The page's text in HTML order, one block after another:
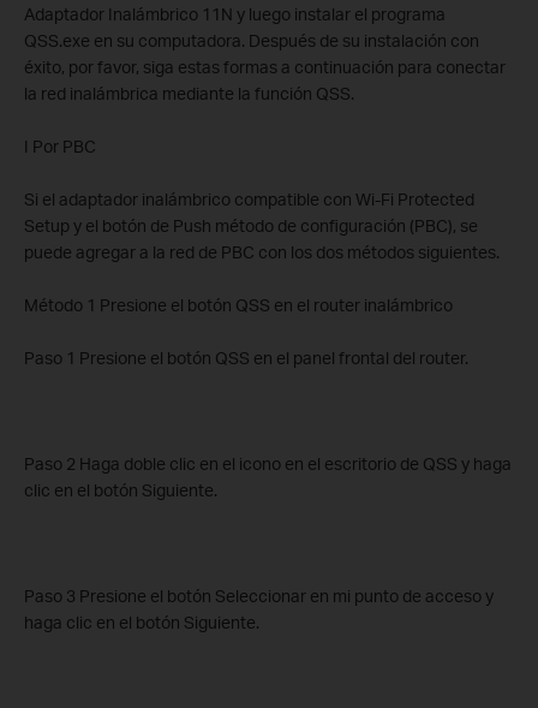
Adaptador Inalámbrico 11N y luego instalar el programa
QSS.exe en su computadora. Después de su instalación con
éxito, por favor, siga estas formas a continuación para conectar
la red inalámbrica mediante la función QSS.
I Por PBC
Si el adaptador inalámbrico compatible con Wi-Fi Protected
Setup y el botón de Push método de configuración (PBC), se
puede agregar a la red de PBC con los dos métodos siguientes.
Método 1 Presione el botón QSS en el router inalámbrico
Paso 1 Presione el botón QSS en el panel frontal del router.
Paso 2 Haga doble clic en el icono en el escritorio de QSS y haga
clic en el botón Siguiente.
Paso 3 Presione el botón Seleccionar en mi punto de acceso y
haga clic en el botón Siguiente.